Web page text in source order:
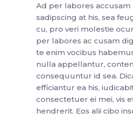
Ad per labores
sadipscing at his, sea
cu, pro veri molestie
per labores ac cusam
te enim vocibus
nulla appellantur,
consequuntur id sea.
efficiantur ea his,
consectetuer ei mei, vis
hendrerit. Eos alii cibo